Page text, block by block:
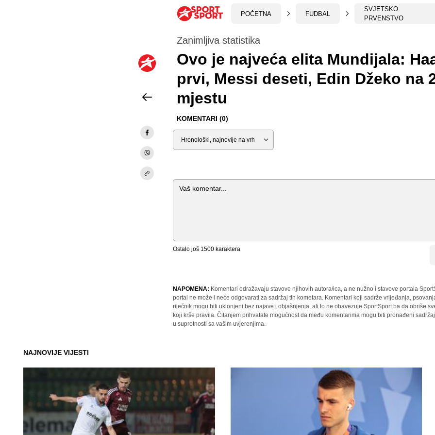
POČETNA FUDBAL
SVJETSKO
PRVENSTVO
Zanimljiva statistika
Ovo je najveća elita Mundijala:
prvi, Messi deseti, Edin Džeko na
mjestu
KOMENTARI (0)
Sortiraj
Komentar
Ostalo još 1500 karaktera
NAPOMENA: Komentari odražavaju stavove njihovih autora/ica, a ne nužno i stavove portala
portal ne može i neće odgovarati za sadržaj tih kometara. Komentari koji sadrže vrijeđanja,
riječnik mogu biti uklonjeni bez najave i objašnjenja, ali to ne obavezuje SportSport.ba da obriše
koji krše pravila. Čitanjem prihvatate mogućnost da među komentarima mogu biti pronađeni
u suprotnosti sa vašim uvjerenjima.
NAJNOVIJE VIJESTI